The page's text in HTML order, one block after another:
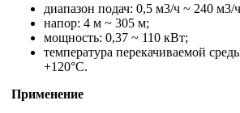
диапазон подач: 0,5 м3/ч ~ 240 м3/
напор: 4 м ~ 305 м;
мощность: 0,37 ~ 110 кВт;
температура перекачиваемой
+120°С.
Применение